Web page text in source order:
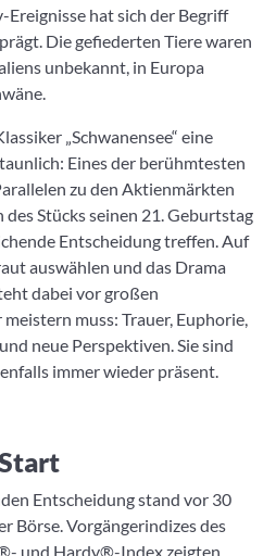
hat sich der Begriff
Die gefiederten Tiere waren
unbekannt, in Europa
„Schwanensee“ eine
Eines der berühmtesten
zu den Aktienmärkten
des Stücks seinen 21. Geburtstag
Entscheidung treffen. Auf
auswählen und das Drama
dabei vor großen
muss: Trauer, Euphorie,
neue Perspektiven. Sie sind
immer wieder präsent.
Entscheidung stand vor 30
Börse. Vorgängerindizes des
und Hardy®-Index zeigten